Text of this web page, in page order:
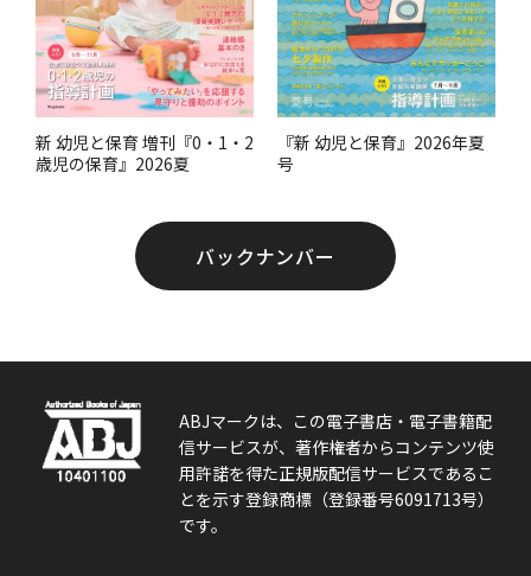
新 幼児と保育 増刊『0・1・2
歳児の保育』2026夏
『新 幼児と保育』2026年夏
号
バックナンバー
ABJマークは、この電子書店・電子書籍配
信サービスが、著作権者からコンテンツ使
用許諾を得た正規版配信サービスであるこ
とを示す登録商標（登録番号6091713号）
です。